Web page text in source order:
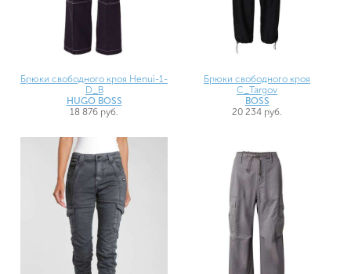
Брюки свободного кроя Henui-1-
D_B
HUGO BOSS
18 876 руб.
Брюки свободного кроя
C_Targov
BOSS
20 234 руб.